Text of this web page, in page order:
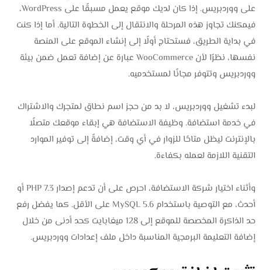
على ووردبريس. إذا كان لديك موقع يعمل مسبقًا على WordPress،
فيمكنك تجاوز هذه المرحلة والانتقال إلى الخطوة التالية. أما إذا كنت
في بداية الطريق، فستحتاج أولًا إلى إنشاء الموقع على المنصة
نفسها، نظرًا لأن WooCommerce عبارة عن إضافة تعمل ضمن بيئة
ووردبريس وتتوفر مجانًا لمستخدميه.
لبدء تشغيل ووردبريس، لا بد من حجز اسم نطاق لمتجرك والاشتراك
في خدمة استضافة. وظيفة الاستضافة هي إبقاء موقعك متصلًا
بالإنترنت ليظل متاحًا للزوار في أي وقت، إضافةً إلى توفير الموارد
التقنية اللازمة لعمله بكفاءة.
وأثناء اختيار شركة الاستضافة، احرص على أن تدعم إصدار PHP 7.3 أو
أحدث، مع التوصية باستخدام MySQL 5.6 على الأقل. كما يفضل رفع
حد الذاكرة المخصصة للموقع إلى 128 ميغابايت كحد أدنى من خلال
إضافة التعليمة البرمجية المناسبة داخل ملف إعدادات ووردبريس.